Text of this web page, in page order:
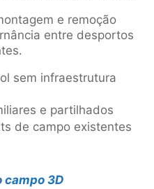
e remoção
entre desportos
sem infraestrutura
e partilhados
de campo existentes
campo 3D